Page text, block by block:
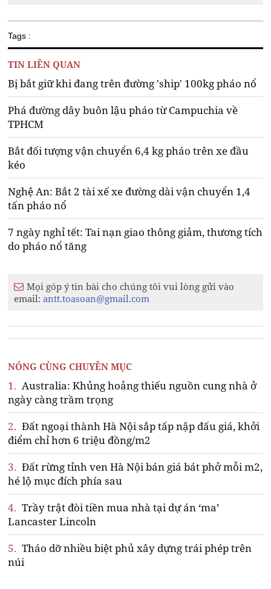
Tags :
TIN LIÊN QUAN
Bị bắt giữ khi đang trên đường 'ship' 100kg pháo nổ
Phá đường dây buôn lậu pháo từ Campuchia về
TPHCM
Bắt đối tượng vận chuyển 6,4 kg pháo trên xe đầu
kéo
Nghệ An: Bắt 2 tài xế xe đường dài vận chuyển 1,4
tấn pháo nổ
7 ngày nghỉ tết: Tai nạn giao thông giảm, thương tích
do pháo nổ tăng
Mọi góp ý tin bài cho chúng tôi vui lòng gửi vào
email:antt.toasoan@gmail.com
NÓNG CÙNG CHUYÊN MỤC
1. Australia: Khủng hoảng thiếu nguồn cung nhà ở
ngày càng trầm trọng
2. Đất ngoại thành Hà Nội sắp tấp nập đấu giá, khởi
điểm chỉ hơn 6 triệu đồng/m2
3. Đất rừng tỉnh ven Hà Nội bán giá bát phở mỗi m2,
hé lộ mục đích phía sau
4. Trầy trật đòi tiền mua nhà tại dự án ‘ma’
Lancaster Lincoln
5. Tháo dỡ nhiều biệt phủ xây dựng trái phép trên
núi